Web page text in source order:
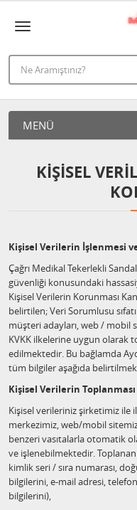
MENÜ
KIŞISEL
Kişisel Verilerin İşlenmesi
Çağrı Medikal Tekerlekli
güvenliği konusundaki
Kişisel Verilerin Korunması
belirtilen; Veri Sorumlusu
müşteri adayları, web / mobil
KVKK ilkelerine uygun olarak
edilmektedir. Bu bağlamda
tüm bilgiler aşağıda
Kişisel Verilerin
Kişisel verileriniz şirketimiz ile
merkezimiz, web/mobil
benzeri vasıtalarla otomatik
ve işlenebilmektedir.
kimlik seri / sıra numarası,
bilgilerini, e-mail adresi,
bilgilerini),